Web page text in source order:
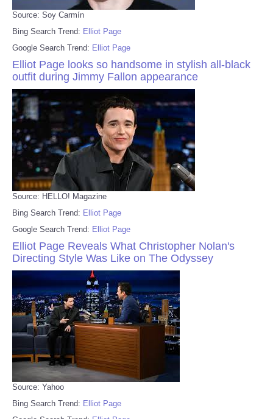
Source: Soy Carmín
Bing Search Trend: Elliot Page
Google Search Trend: Elliot Page
Elliot Page looks so handsome in stylish all-black
outfit during Jimmy Fallon appearance
Source: HELLO! Magazine
Bing Search Trend: Elliot Page
Google Search Trend: Elliot Page
Elliot Page Reveals What Christopher Nolan's
Directing Style Was Like on The Odyssey
Source: Yahoo
Bing Search Trend: Elliot Page